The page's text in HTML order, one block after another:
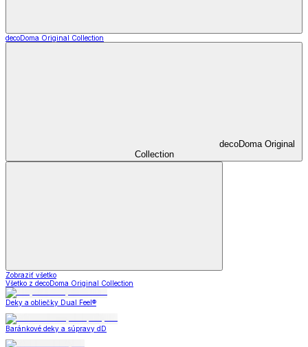
decoDoma Original Collection
decoDoma Original
Collection
Zobraziť všetko
Všetko z decoDoma Original Collection
Deky a obliečky Dual Feel®
Baránkové deky a súpravy dD